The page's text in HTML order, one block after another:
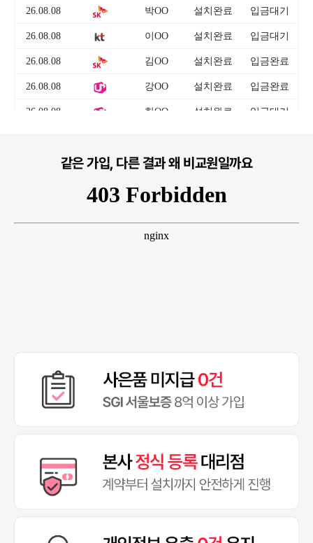
같은 가입, 다른 결과 왜 비교원일까요